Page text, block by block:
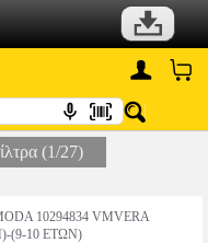
(1/27)
10294834 VMVERA
(9-10 ΕΤΩΝ)